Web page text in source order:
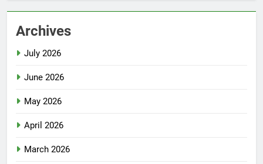
Archives
July 2026
June 2026
May 2026
April 2026
March 2026